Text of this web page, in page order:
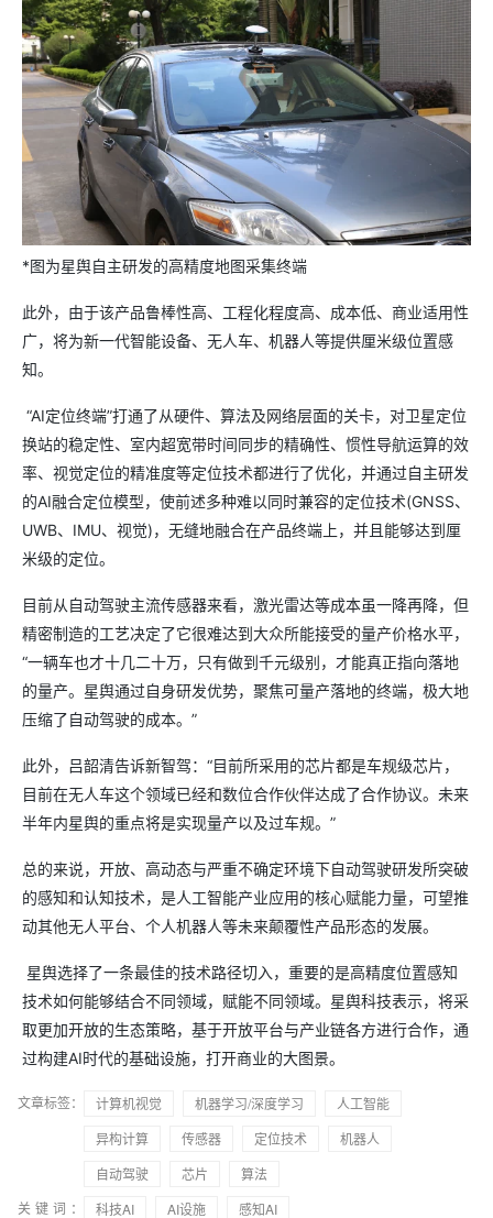
*图为星舆自主研发的高精度地图采集终端
此外，由于该产品鲁棒性高、工程化程度高、成本低、商业适用性
广，将为新一代智能设备、无人车、机器人等提供厘米级位置感
知。
“AI定位终端”打通了从硬件、算法及网络层面的关卡，对卫星定位
换站的稳定性、室内超宽带时间同步的精确性、惯性导航运算的效
率、视觉定位的精准度等定位技术都进行了优化，并通过自主研发
的AI融合定位模型，使前述多种难以同时兼容的定位技术(GNSS、
UWB、IMU、视觉)，无缝地融合在产品终端上，并且能够达到厘
米级的定位。
目前从自动驾驶主流传感器来看，激光雷达等成本虽一降再降，但
精密制造的工艺决定了它很难达到大众所能接受的量产价格水平，
“一辆车也才十几二十万，只有做到千元级别，才能真正指向落地
的量产。星舆通过自身研发优势，聚焦可量产落地的终端，极大地
压缩了自动驾驶的成本。”
此外，吕韶清告诉新智驾：“目前所采用的芯片都是车规级芯片，
目前在无人车这个领域已经和数位合作伙伴达成了合作协议。未来
半年内星舆的重点将是实现量产以及过车规。”
总的来说，开放、高动态与严重不确定环境下自动驾驶研发所突破
的感知和认知技术，是人工智能产业应用的核心赋能力量，可望推
动其他无人平台、个人机器人等未来颠覆性产品形态的发展。
星舆选择了一条最佳的技术路径切入，重要的是高精度位置感知
技术如何能够结合不同领域，赋能不同领域。星舆科技表示，将采
取更加开放的生态策略，基于开放平台与产业链各方进行合作，通
过构建AI时代的基础设施，打开商业的大图景。
文章标签： 计算机视觉 机器学习/深度学习
人工智能
异构计算
传感器 定位技术
机器人
自动驾驶
芯片
算法
关键词：
科技AI AI设施
感知AI